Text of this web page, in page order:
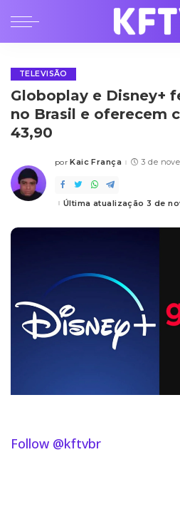
TELEVISÃO
Globoplay e Disney+
no Brasil e oferecem
43,90
Posted
por Kaic França 3 de
Última atualização 3 de
Follow @kftvbr